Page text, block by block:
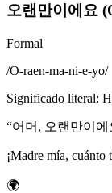
오랜만이에요
Formal
/O-raen-ma-ni-e-yo/
Significado literal:
“어머, 오랜만이
¡Madre mía, cuánto
🌍